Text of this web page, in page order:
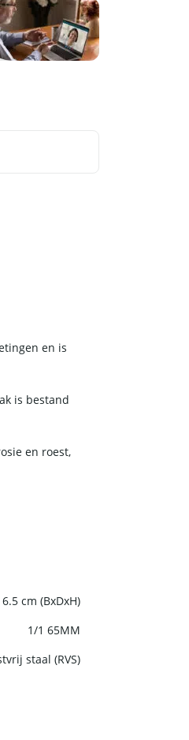
en is
is bestand
en roest,
cm (BxDxH)
1/1 65MM
staal (RVS)